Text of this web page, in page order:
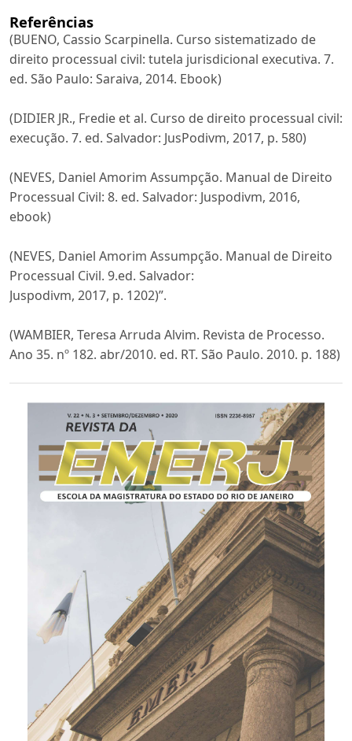
Referências
(BUENO, Cassio Scarpinella. Curso sistematizado de
direito processual civil: tutela jurisdicional executiva. 7.
ed. São Paulo: Saraiva, 2014. Ebook)
(DIDIER JR., Fredie et al. Curso de direito processual civil:
execução. 7. ed. Salvador: JusPodivm, 2017, p. 580)
(NEVES, Daniel Amorim Assumpção. Manual de Direito
Processual Civil: 8. ed. Salvador: Juspodivm, 2016,
ebook)
(NEVES, Daniel Amorim Assumpção. Manual de Direito
Processual Civil. 9.ed. Salvador:
Juspodivm, 2017, p. 1202)”.
(WAMBIER, Teresa Arruda Alvim. Revista de Processo.
Ano 35. nº 182. abr/2010. ed. RT. São Paulo. 2010. p. 188)